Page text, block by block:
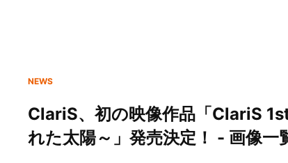
NEWS
ClariS、初の映像作品「ClariS
れた太陽～」発売決定！ - 画像一